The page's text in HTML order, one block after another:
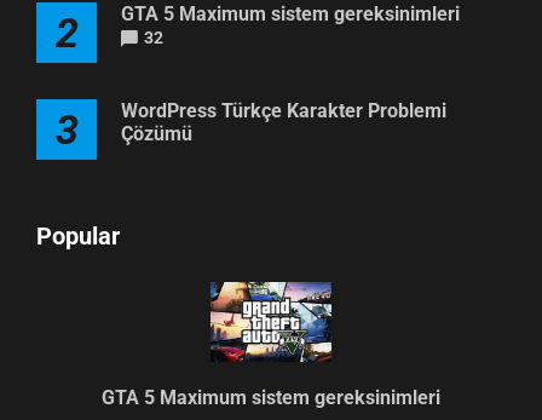
2 GTA 5 Maximum sistem gereksinimleri
32
3
WordPress Türkçe Karakter Problemi
Çözümü
Popular
GTA 5 Maximum sistem gereksinimleri